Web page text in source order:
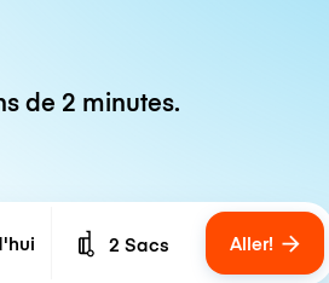
de 2 minutes.
Number of bags
2 Sacs Aller!